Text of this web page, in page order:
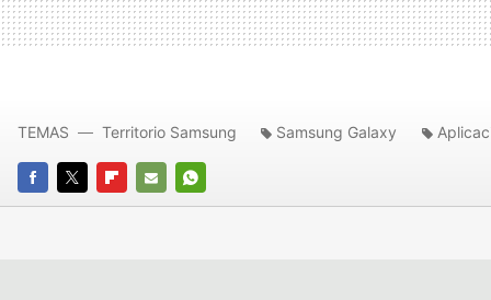
FACEBOOK
TWITTERFLIPBOARD
E-
WHATSAPP
TEMAS Territorio Samsung Samsung Galaxy